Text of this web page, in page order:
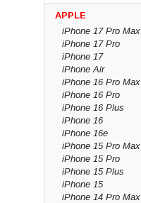
APPLE
iPhone 17 Pro Max
iPhone 17 Pro
iPhone 17
iPhone Air
iPhone 16 Pro Max
iPhone 16 Pro
iPhone 16 Plus
iPhone 16
iPhone 16e
iPhone 15 Pro Max
iPhone 15 Pro
iPhone 15 Plus
iPhone 15
iPhone 14 Pro Max